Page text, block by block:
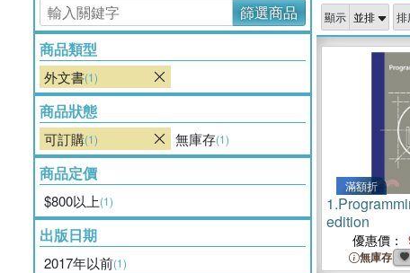
篩選商品
商品類型
外文書(1)
商品狀態
可訂購(1) 無庫存(1)
商品定價
$800以上(1)
出版日期
2017年以前(1)
顯示 排
滿額折
1.
edition
優惠價：
無庫存